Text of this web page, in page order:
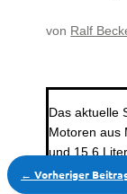
von Ralf
Das aktuelle
Motoren aus
und 15,6
← Vorheriger